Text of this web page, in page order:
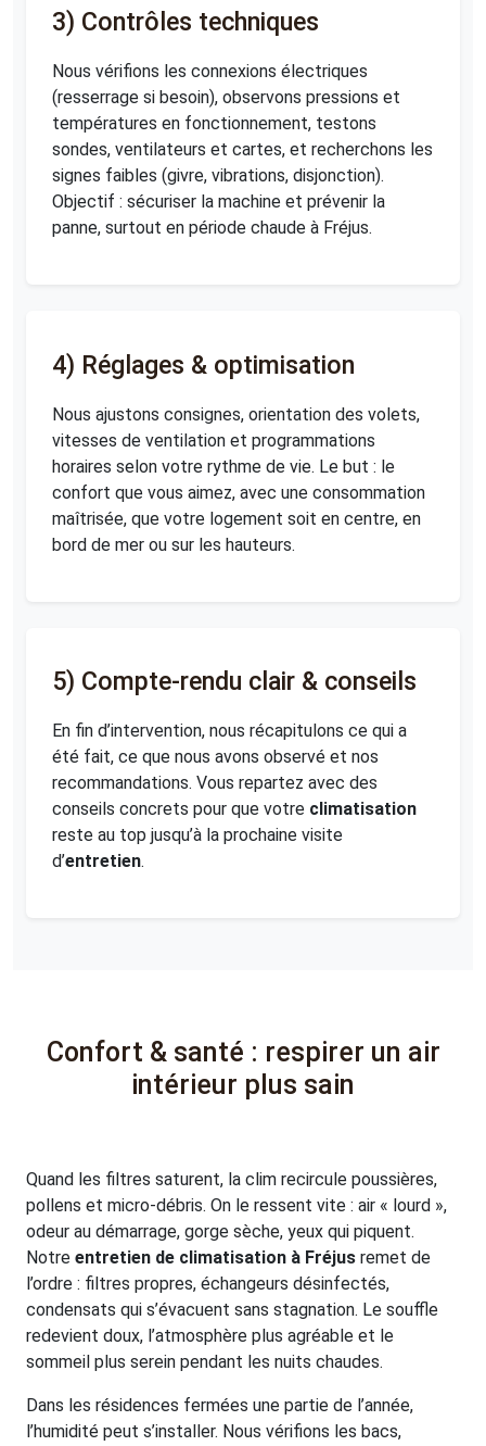
3) Contrôles techniques
Nous vérifions les connexions électriques
(resserrage si besoin), observons pressions et
températures en fonctionnement, testons
sondes, ventilateurs et cartes, et recherchons les
signes faibles (givre, vibrations, disjonction).
Objectif : sécuriser la machine et prévenir la
panne, surtout en période chaude à Fréjus.
4) Réglages & optimisation
Nous ajustons consignes, orientation des volets,
vitesses de ventilation et programmations
horaires selon votre rythme de vie. Le but : le
confort que vous aimez, avec une consommation
maîtrisée, que votre logement soit en centre, en
bord de mer ou sur les hauteurs.
5) Compte-rendu clair & conseils
En fin d’intervention, nous récapitulons ce qui a
été fait, ce que nous avons observé et nos
recommandations. Vous repartez avec des
conseils concrets pour que votre climatisation
reste au top jusqu’à la prochaine visite
d’entretien.
Confort & santé : respirer un air
intérieur plus sain
Quand les filtres saturent, la clim recircule poussières,
pollens et micro-débris. On le ressent vite : air « lourd »,
odeur au démarrage, gorge sèche, yeux qui piquent.
Notre entretien de climatisation à Fréjus remet de
l’ordre : filtres propres, échangeurs désinfectés,
condensats qui s’évacuent sans stagnation. Le souffle
redevient doux, l’atmosphère plus agréable et le
sommeil plus serein pendant les nuits chaudes.
Dans les résidences fermées une partie de l’année,
l’humidité peut s’installer. Nous vérifions les bacs,